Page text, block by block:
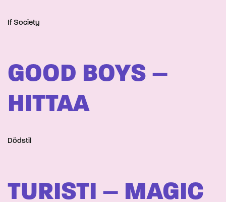
If Society
GOOD BOYS –
HITTAA
Dödstil
TURISTI – MAGIC